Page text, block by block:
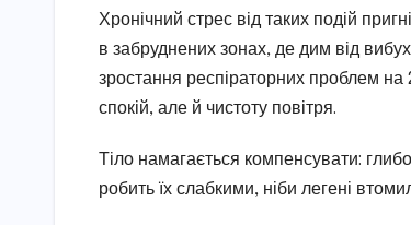
Хронічний стрес від таких подій
в забруднених зонах, де дим від
зростання респіраторних проблем на
спокій, але й чистоту повітря.
Тіло намагається компенсувати:
робить їх слабкими, ніби легені